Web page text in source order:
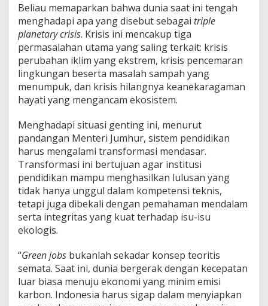
Beliau memaparkan bahwa dunia saat ini tengah
menghadapi apa yang disebut sebagai triple
planetary crisis. Krisis ini mencakup tiga
permasalahan utama yang saling terkait: krisis
perubahan iklim yang ekstrem, krisis pencemaran
lingkungan beserta masalah sampah yang
menumpuk, dan krisis hilangnya keanekaragaman
hayati yang mengancam ekosistem.
Menghadapi situasi genting ini, menurut
pandangan Menteri Jumhur, sistem pendidikan
harus mengalami transformasi mendasar.
Transformasi ini bertujuan agar institusi
pendidikan mampu menghasilkan lulusan yang
tidak hanya unggul dalam kompetensi teknis,
tetapi juga dibekali dengan pemahaman mendalam
serta integritas yang kuat terhadap isu-isu
ekologis.
“Green jobs bukanlah sekadar konsep teoritis
semata. Saat ini, dunia bergerak dengan kecepatan
luar biasa menuju ekonomi yang minim emisi
karbon. Indonesia harus sigap dalam menyiapkan